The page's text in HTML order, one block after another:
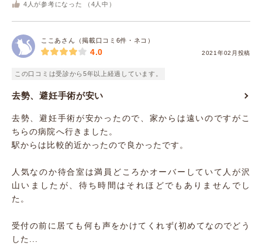
4 人が参考になった （ 4 人中）
ここあさん（掲載口コミ6件・ネコ）
2021年02月投稿
4.0
この口コミは受診から5年以上経過しています。
去勢、避妊手術が安い
去勢、避妊手術が安かったので、家からは遠いのですがこ
ちらの病院へ行きました。
駅からは比較的近かったので良かったです。
人気なのか待合室は満員どころかオーバーしていて人が沢
山いましたが、待ち時間はそれほどでもありませんでし
た。
受付の前に居ても何も声をかけてくれず(初めてなのでどう
した...